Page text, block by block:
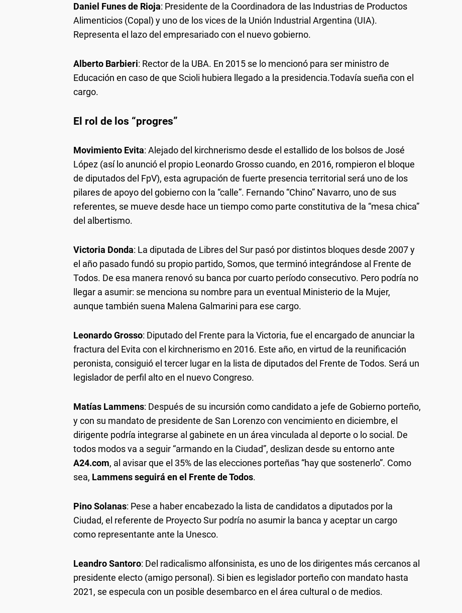
Daniel Funes de Rioja: Presidente de la Coordinadora de las Industrias de Productos
Alimenticios (Copal) y uno de los vices de la Unión Industrial Argentina (UIA).
Representa el lazo del empresariado con el nuevo gobierno.
Alberto Barbieri: Rector de la UBA. En 2015 se lo mencionó para ser ministro de
Educación en caso de que Scioli hubiera llegado a la presidencia.Todavía sueña con el
cargo.
El rol de los “progres”
Movimiento Evita: Alejado del kirchnerismo desde el estallido de los bolsos de José
López (así lo anunció el propio Leonardo Grosso cuando, en 2016, rompieron el bloque
de diputados del FpV), esta agrupación de fuerte presencia territorial será uno de los
pilares de apoyo del gobierno con la “calle”. Fernando “Chino” Navarro, uno de sus
referentes, se mueve desde hace un tiempo como parte constitutiva de la “mesa chica”
del albertismo.
Victoria Donda: La diputada de Libres del Sur pasó por distintos bloques desde 2007 y
el año pasado fundó su propio partido, Somos, que terminó integrándose al Frente de
Todos. De esa manera renovó su banca por cuarto período consecutivo. Pero podría no
llegar a asumir: se menciona su nombre para un eventual Ministerio de la Mujer,
aunque también suena Malena Galmarini para ese cargo.
Leonardo Grosso: Diputado del Frente para la Victoria, fue el encargado de anunciar la
fractura del Evita con el kirchnerismo en 2016. Este año, en virtud de la reunificación
peronista, consiguió el tercer lugar en la lista de diputados del Frente de Todos. Será un
legislador de perfil alto en el nuevo Congreso.
Matías Lammens: Después de su incursión como candidato a jefe de Gobierno porteño,
y con su mandato de presidente de San Lorenzo con vencimiento en diciembre, el
dirigente podría integrarse al gabinete en un área vinculada al deporte o lo social. De
todos modos va a seguir “armando en la Ciudad”, deslizan desde su entorno ante
A24.com, al avisar que el 35% de las elecciones porteñas “hay que sostenerlo”. Como
sea, Lammens seguirá en el Frente de Todos.
Pino Solanas: Pese a haber encabezado la lista de candidatos a diputados por la
Ciudad, el referente de Proyecto Sur podría no asumir la banca y aceptar un cargo
como representante ante la Unesco.
Leandro Santoro: Del radicalismo alfonsinista, es uno de los dirigentes más cercanos al
presidente electo (amigo personal). Si bien es legislador porteño con mandato hasta
2021, se especula con un posible desembarco en el área cultural o de medios.